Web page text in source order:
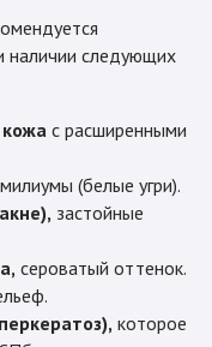
наличии следующих
с расширенными
(белые угри).
застойные
сероватый оттенок.
которое